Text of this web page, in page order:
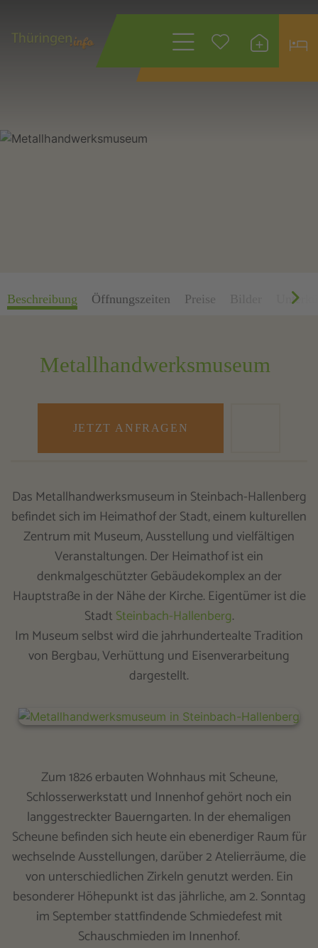
Wonach suchen
Beschreibung Öffnungszeiten Preise
Metallhandwerksmuseum
JETZT ANFRAGEN
Das Metallhandwerksmuseum in Steinbach-Hallenberg
befindet sich im Heimathof der Stadt, einem kulturellen
Zentrum mit Museum, Ausstellung und vielfältigen
Veranstaltungen. Der Heimathof ist ein
denkmalgeschützter Gebäudekomplex an der
Hauptstraße in der Nähe der Kirche. Eigentümer ist die
Stadt Steinbach-Hallenberg.
Im Museum selbst wird die jahrhundertealte Tradition
von Bergbau, Verhüttung und Eisenverarbeitung
dargestellt.
Zum 1826 erbauten Wohnhaus mit Scheune,
Schlosserwerkstatt und Innenhof gehört noch ein
langgestreckter Bauerngarten. In der ehemaligen
Scheune befinden sich heute ein ebenerdiger Raum für
wechselnde Ausstellungen, darüber 2 Atelierräume, die
von unterschiedlichen Zirkeln genutzt werden. Ein
besonderer Höhepunkt ist das jährliche, am 2. Sonntag
im September stattfindende Schmiedefest mit
Schauschmieden im Innenhof.